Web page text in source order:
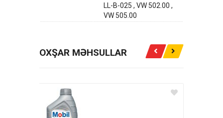
LL-B-025 , VW 502.00 ,
VW 505.00
OXŞAR MƏHSULLAR